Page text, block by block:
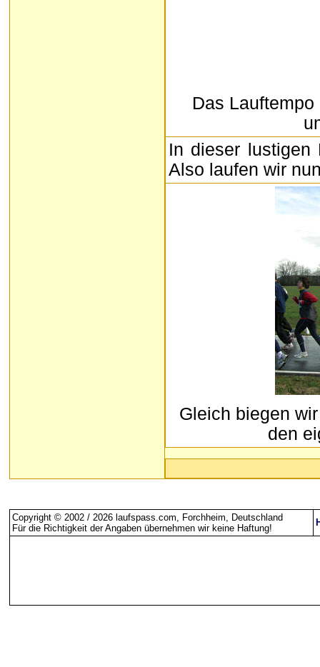
Das
In dieser lustigen
Also laufen wir
Gleich biegen
den
Copyright © 2002 / 2026 laufspass.com, Forchheim, Deutschland
Für die Richtigkeit der Angaben übernehmen wir keine Haftung!